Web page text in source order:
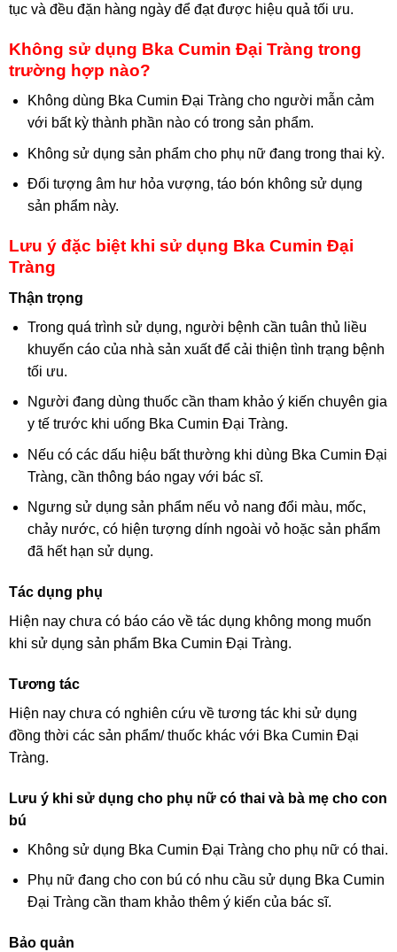
tục và đều đặn hàng ngày để đạt được hiệu quả tối ưu.
Không sử dụng Bka Cumin Đại Tràng trong
trường hợp nào?
Không dùng Bka Cumin Đại Tràng cho người mẫn cảm
với bất kỳ thành phần nào có trong sản phẩm.
Không sử dụng sản phẩm cho phụ nữ đang trong thai kỳ.
Đối tượng âm hư hỏa vượng, táo bón không sử dụng
sản phẩm này.
Lưu ý đặc biệt khi sử dụng Bka Cumin Đại
Tràng
Thận trọng
Trong quá trình sử dụng, người bệnh cần tuân thủ liều
khuyến cáo của nhà sản xuất để cải thiện tình trạng bệnh
tối ưu.
Người đang dùng thuốc cần tham khảo ý kiến chuyên gia
y tế trước khi uống Bka Cumin Đại Tràng.
Nếu có các dấu hiệu bất thường khi dùng Bka Cumin Đại
Tràng, cần thông báo ngay với bác sĩ.
Ngưng sử dụng sản phẩm nếu vỏ nang đổi màu, mốc,
chảy nước, có hiện tượng dính ngoài vỏ hoặc sản phẩm
đã hết hạn sử dụng.
Tác dụng phụ
Hiện nay chưa có báo cáo về tác dụng không mong muốn
khi sử dụng sản phẩm Bka Cumin Đại Tràng.
Tương tác
Hiện nay chưa có nghiên cứu về tương tác khi sử dụng
đồng thời các sản phẩm/ thuốc khác với Bka Cumin Đại
Tràng.
Lưu ý khi sử dụng cho phụ nữ có thai và bà mẹ cho con
bú
Không sử dụng Bka Cumin Đại Tràng cho phụ nữ có thai.
Phụ nữ đang cho con bú có nhu cầu sử dụng Bka Cumin
Đại Tràng cần tham khảo thêm ý kiến của bác sĩ.
Bảo quản